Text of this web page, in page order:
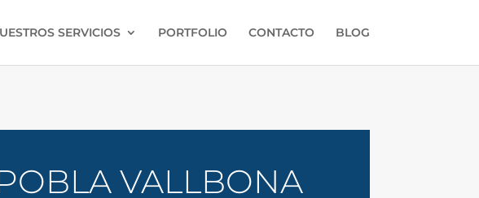
SERVICIOS PORTFOLIO CONTACTO BLOG
VALLBONA